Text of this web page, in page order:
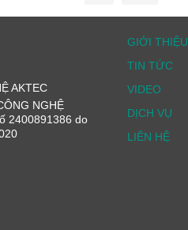
AKTEC
NGHỆ
2400891386 do
GIỚI THIỆU
TIN TỨC
VIDEO
DỊCH VỤ
LIÊN HỆ